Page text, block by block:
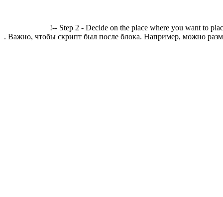
!-- Step 2 - Decide on the place where you want to
. Важно, чтобы скрипт был после блока. Например, можно